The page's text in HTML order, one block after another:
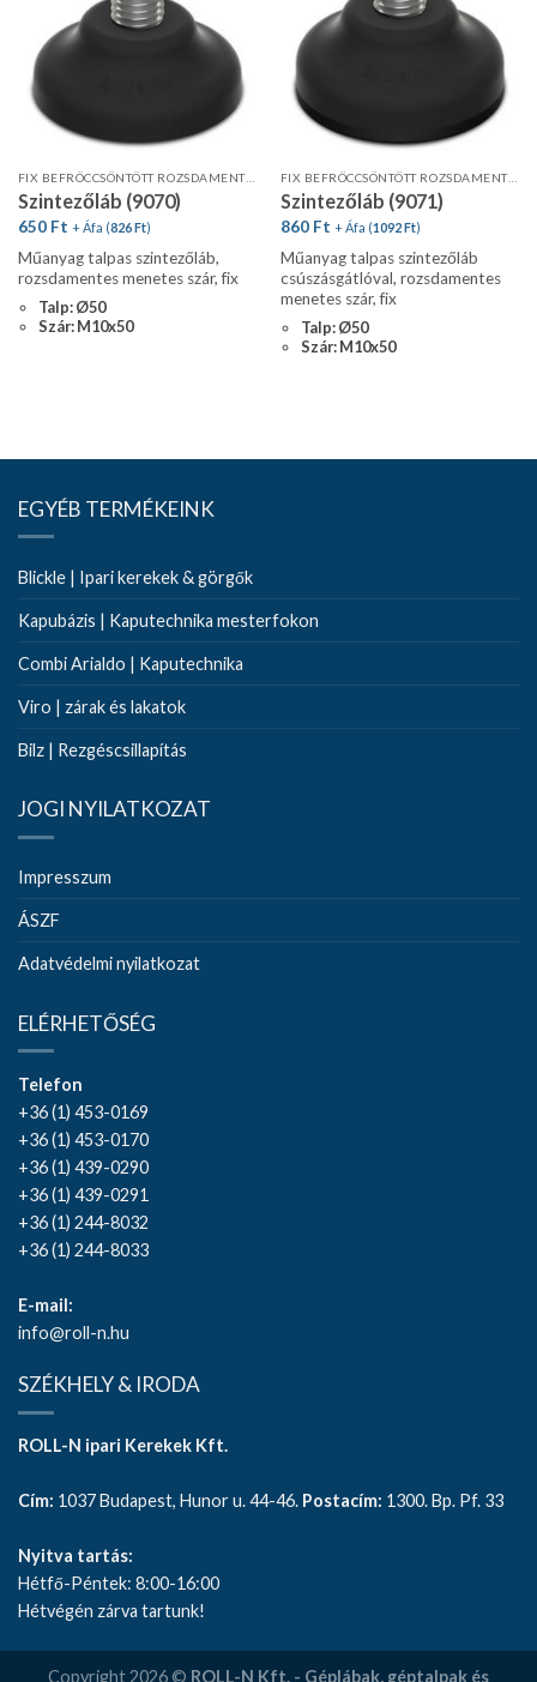
FIX BEFRÖCCSÖNTÖTT ROZSDAMENTES MENETES SZÁR
Szintezőláb (9070)
650 Ft + Áfa (826Ft)
Műanyag talpas szintezőláb,
rozsdamentes menetes szár, fix
Talp: Ø50
Szár: M10x50
FIX BEFRÖCCSÖNTÖTT ROZSDAMENTES MENETES SZÁR
Szintezőláb (9071)
860 Ft + Áfa (1092Ft)
Műanyag talpas szintezőláb
csúszásgátlóval, rozsdamentes
menetes szár, fix
Talp: Ø50
Szár: M10x50
EGYÉB TERMÉKEINK
Blickle | Ipari kerekek & görgők
Kapubázis | Kaputechnika mesterfokon
Combi Arialdo | Kaputechnika
Viro | zárak és lakatok
Bilz | Rezgéscsillapítás
JOGI NYILATKOZAT
Impresszum
ÁSZF
Adatvédelmi nyilatkozat
ELÉRHETŐSÉG
Telefon
+36 (1) 453-0169
+36 (1) 453-0170
+36 (1) 439-0290
+36 (1) 439-0291
+36 (1) 244-8032
+36 (1) 244-8033
E-mail:
info@roll-n.hu
SZÉKHELY & IRODA
ROLL-N ipari Kerekek Kft.
Cím: 1037 Budapest, Hunor u. 44-46. Postacím: 1300. Bp. Pf. 33
Nyitva tartás:
Hétfő-Péntek: 8:00-16:00
Hétvégén zárva tartunk!
Copyright 2026 © ROLL-N Kft. - Géplábak, géptalpak és